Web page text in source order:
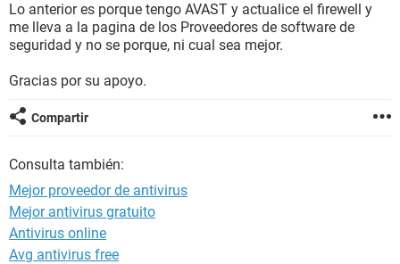
Lo anterior es porque tengo AVAST y actualice el firewell y
me lleva a la pagina de los Proveedores de software de
seguridad y no se porque, ni cual sea mejor.
Gracias por su apoyo.
Compartir
Consulta también:
Mejor proveedor de antivirus
Mejor antivirus gratuito
Antivirus online
Avg antivirus free